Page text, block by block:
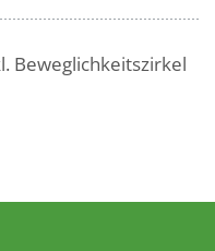
Beweglichkeitszirkel